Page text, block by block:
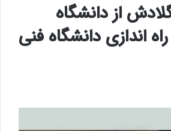
از دانشگاه
اندازی دانشگاه فنی